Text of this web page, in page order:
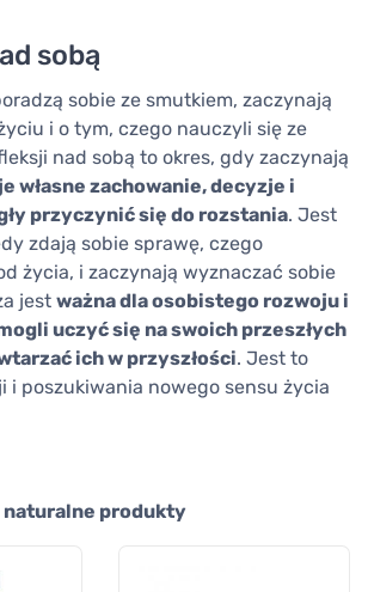
sobą
sobie ze smutkiem, zaczynają
i o tym, czego nauczyli się ze
nad sobą to okres, gdy zaczynają
własne zachowanie, decyzje i
przyczynić się do rozstania. Jest
zdają sobie sprawę, czego
życia, i zaczynają wyznaczać sobie
jest ważna dla osobistego rozwoju i
uczyć się na swoich przeszłych
ich w przyszłości. Jest to
i poszukiwania nowego sensu życia
naturalne produkty